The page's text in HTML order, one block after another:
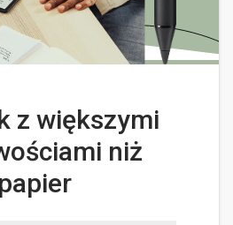
z większymi
niż
papier